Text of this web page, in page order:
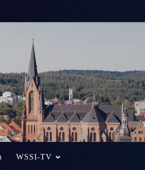
WSSI-TV
Min. Lesezeit